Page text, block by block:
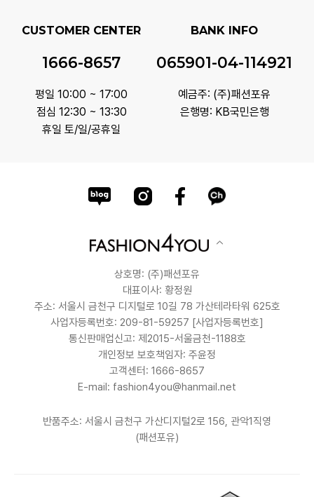
CUSTOMER CENTER
1666-8657
평일 10:00 ~ 17:00
점심 12:30 ~ 13:30
휴일 토/일/공휴일
BANK INFO
065901-04-114921
예금주: (주)패션포유
은행명: KB국민은행
상호명: (주)패션포유
대표이사: 황정원
주소: 서울시 금천구 디지털로 10길 78 가산테라타워 625호
사업자등록번호: 209-81-59257 [사업자등록번호]
통신판매업신고: 제2015-서울금천-1188호
개인정보 보호책임자: 주윤정
고객센터: 1666-8657
E-mail: fashion4you@hanmail.net
반품주소: 서울시 금천구 가산디지털2로 156, 관악1직영
(패션포유)